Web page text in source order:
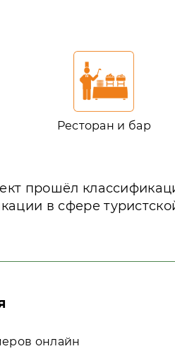
Ресторан и бар
прошёл
в сфере
онлайн